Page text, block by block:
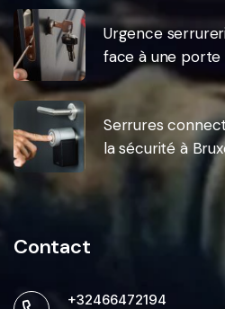
Urgence
face à une porte
Serrures
la sécurité à
Contact
+32466472194